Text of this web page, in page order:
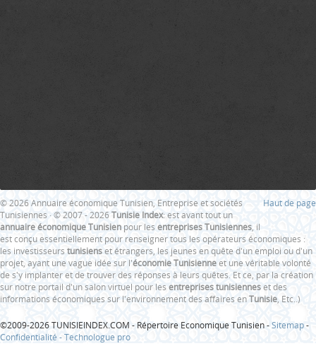
Haut de page
© 2026 Annuaire économique Tunisien, Entreprise et sociétés
Tunisiennes · © 2007 - 2026Tunisie Index: est avant tout un
annuaire économique Tunisien pour lesentreprises Tunisiennes , il
est conçu essentiellement pour renseigner tous les opérateurs économiques :
les investisseurs tunisienset étrangers, les jeunes en quête d'un emploi ou d'un
projet, ayant une vague idée sur l'économie Tunisienneet une véritable volonté
de s'y implanter et de trouver des réponses à leurs quêtes. Et ce, par la création
sur notre portail d'un salon virtuel pour les entreprises tunisienneset des
informations économiques sur l'environnement des affaires enTunisie , Etc..)
©2009-2026 TUNISIEINDEX.COM - Répertoire Economique Tunisien -Sitemap-
Confidentialité -Technologue pro